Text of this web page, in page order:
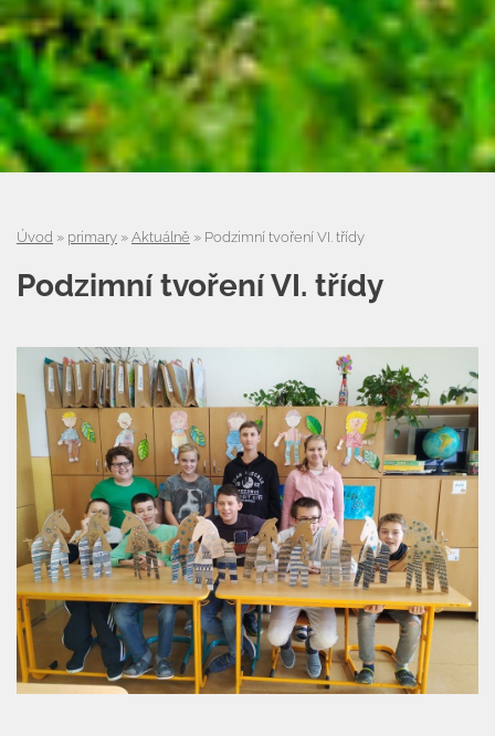
Úvod » primary » Aktuálně » Podzimní tvoření VI. třídy
Podzimní tvoření VI. třídy